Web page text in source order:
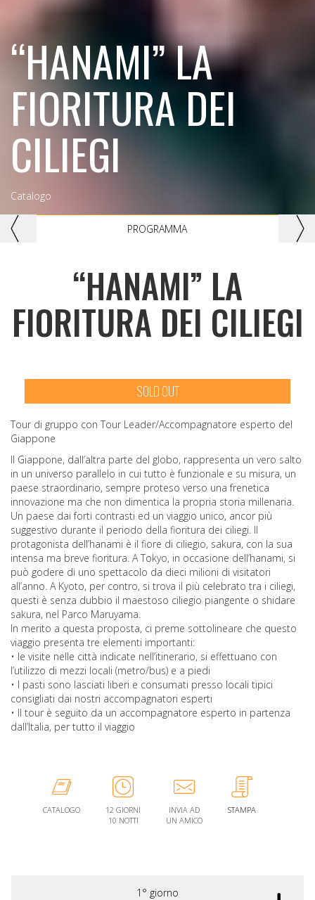
“HANAMI” LA
FIORITURA DEI
CILIEGI
Catalogo
PROGRAMMA
“HANAMI” LA
FIORITURA DEI CILIEGI
SOLD OUT
Tour di gruppo con Tour Leader/Accompagnatore esperto del
Giappone
Il Giappone, dall’altra parte del globo, rappresenta un vero salto
in un universo parallelo in cui tutto è funzionale e su misura, un
paese straordinario, sempre proteso verso una frenetica
innovazione ma che non dimentica la propria storia millenaria.
Un paese dai forti contrasti ed un viaggio unico, ancor più
suggestivo durante il periodo della fioritura dei ciliegi. Il
protagonista dell’hanami è il fiore di ciliegio, sakura, con la sua
intensa ma breve fioritura. A Tokyo, in occasione dell’hanami, si
può godere di uno spettacolo da dieci milioni di visitatori
all’anno. A Kyoto, per contro, si trova il più celebrato tra i ciliegi,
questi è senza dubbio il maestoso ciliegio piangente o shidare
sakura, nel Parco Maruyama.
In merito a questa proposta, ci preme sottolineare che questo
viaggio presenta tre elementi importanti:
• le visite nelle città indicate nell’itinerario, si effettuano con
l’utilizzo di mezzi locali (metro/bus) e a piedi
• I pasti sono lasciati liberi e consumati presso locali tipici
consigliati dai nostri accompagnatori esperti
• Il tour è seguito da un accompagnatore esperto in partenza
dall’Italia, per tutto il viaggio
CATALOGO
12 GIORNI
10 NOTTI
INVIA AD
UN AMICO
STAMPA
1° giorno